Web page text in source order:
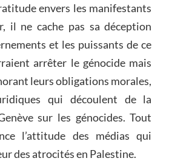
envers les manifestants
il ne cache pas sa déception
et les puissants de ce
arrêter le génocide mais
leurs obligations morales,
qui découlent de la
sur les génocides. Tout
l’attitude des médias qui
des atrocités en Palestine.